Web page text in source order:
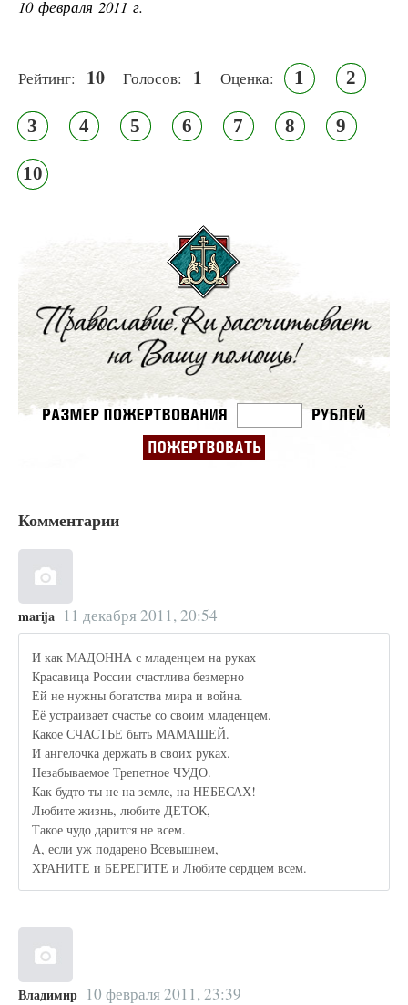
10 февраля 2011 г.
Рейтинг: 10 Голосов: 1 Оценка: 1 2
3 4 5 6 7 8 9
10
Комментарии
marija 11 декабря 2011, 20:54
И как МАДОННА с младенцем на руках
Красавица России счастлива безмерно
Ей не нужны богатства мира и война.
Её устраивает счастье со своим младенцем.
Какое СЧАСТЬЕ быть МАМАШЕЙ.
И ангелочка держать в своих руках.
Незабываемое Трепетное ЧУДО.
Как будто ты не на земле, на НЕБЕСАХ!
Любите жизнь, любите ДЕТОК,
Такое чудо дарится не всем.
А, если уж подарено Всевышнем,
ХРАНИТЕ и БЕРЕГИТЕ и Любите сердцем всем.
Владимир 10 февраля 2011, 23:39